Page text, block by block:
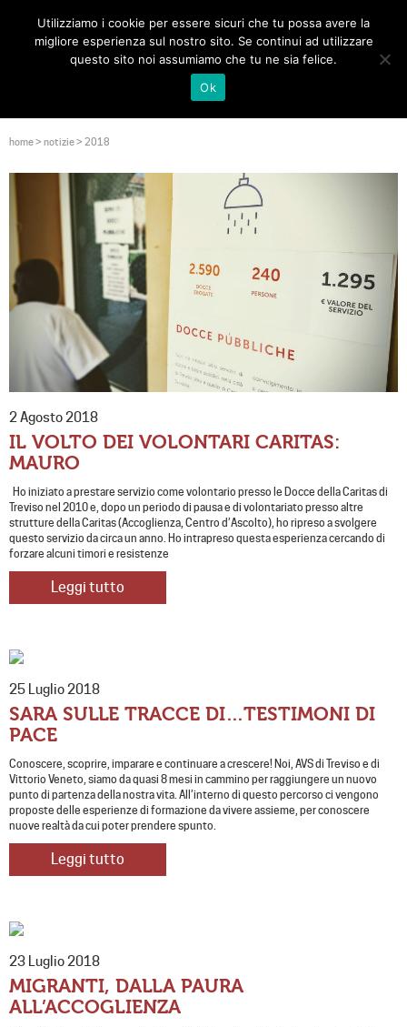
Toggle
home> notizie> 2018
2 Agosto 2018
IL VOLTO DEI VOLONTARI CARITAS:
MAURO
Ho iniziato a prestare servizio come volontario presso le Docce della Caritas di
Treviso nel 2010 e, dopo un periodo di pausa e di volontariato presso altre
strutture della Caritas (Accoglienza, Centro d’Ascolto), ho ripreso a svolgere
questo servizio da circa un anno. Ho intrapreso questa esperienza cercando di
forzare alcuni timori e resistenze
Leggi tutto
25 Luglio 2018
SARA SULLE TRACCE DI…TESTIMONI DI
PACE
Conoscere, scoprire, imparare e continuare a crescere! Noi, AVS di Treviso e di
Vittorio Veneto, siamo da quasi 8 mesi in cammino per raggiungere un nuovo
punto di partenza della nostra vita. All’interno di questo percorso ci vengono
proposte delle esperienze di formazione da vivere assieme, per conoscere
nuove realtà da cui poter prendere spunto.
Leggi tutto
23 Luglio 2018
MIGRANTI, DALLA PAURA
ALL’ACCOGLIENZA
Utilizziamo i cookie per essere sicuri che tu possa avere la
migliore esperienza sul nostro sito. Se continui ad utilizzare
questo sito noi assumiamo che tu ne sia felice.
Ok